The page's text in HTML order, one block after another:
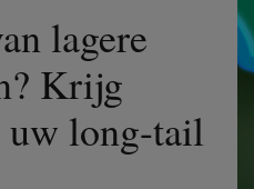
lagere
Krijg
uw long-tail